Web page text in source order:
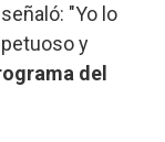
"Yo lo
y
del